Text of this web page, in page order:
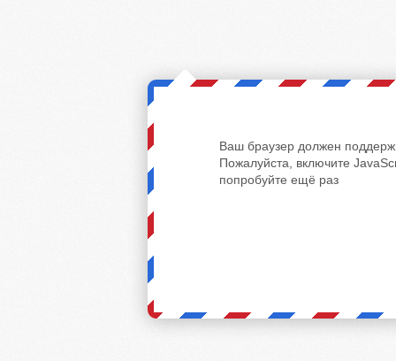
Ваш браузер должен
Пожалуйста, включите
попробуйте ещё раз